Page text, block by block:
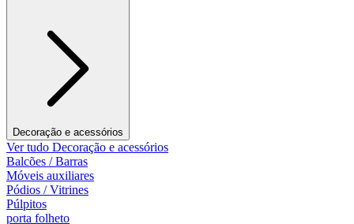
Decoração e acessórios
Ver tudo Decoração e acessórios
Balcões / Barras
Móveis auxiliares
Pódios / Vitrines
Púlpitos
porta folheto